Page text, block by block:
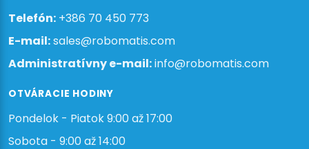
Telefón: +386 70 450 773
E-mail:sales@robomatis.com
Administratívny e-mail:info@robomatis.com
OTVÁRACIE HODINY
Pondelok - Piatok 9:00 až 17:00
Sobota - 9:00 až 14:00